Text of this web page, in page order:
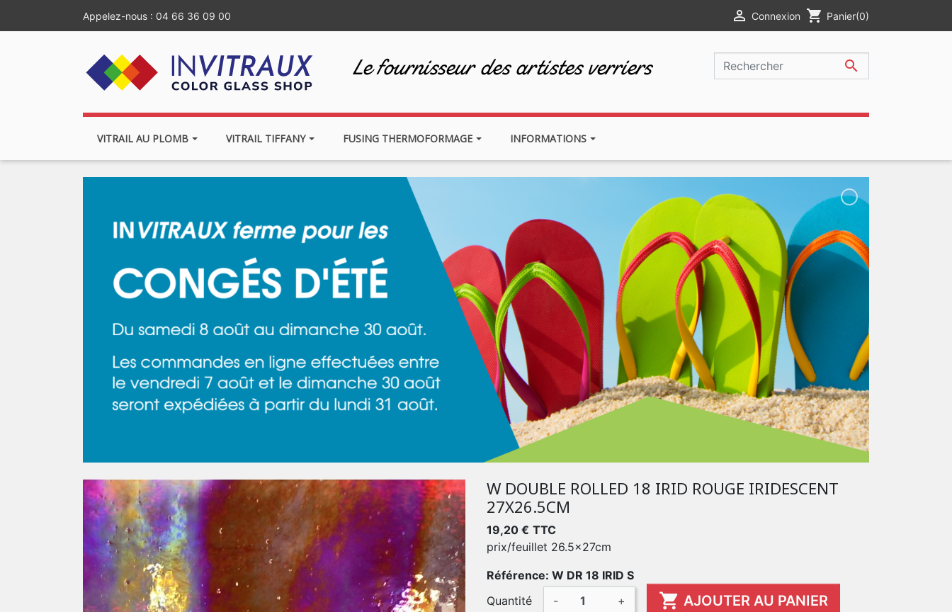
Appelez-nous : 04 66 36 09 00  Connexion shopping_cart Panier(0)
Le fournisseur des artistes verriers 
VITRAIL AU PLOMB VITRAIL TIFFANY FUSING THERMOFORMAGE INFORMATIONS
W DOUBLE ROLLED 18 IRID ROUGE IRIDESCENT
27X26.5CM
19,20 € TTC
prix/feuillet 26.5x27cm
Référence: W DR 18 IRID S
Quantité
- +  AJOUTER AU PANIER